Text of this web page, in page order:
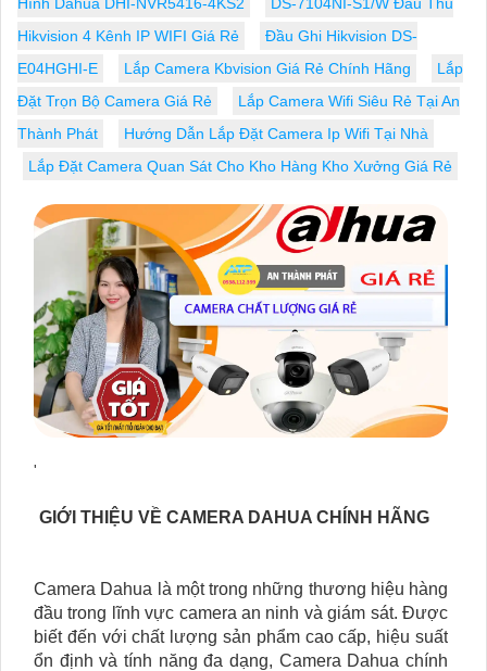
Hikvision 4 Kênh IP WIFI Giá Rẻ
Đầu Ghi Hikvision DS-
E04HGHI-E
Lắp Camera Kbvision Giá Rẻ Chính Hãng
Lắp
Đặt Trọn Bộ Camera Giá Rẻ
Lắp Camera Wifi Siêu Rẻ Tại An
Thành Phát
Hướng Dẫn Lắp Đặt Camera Ip Wifi Tại Nhà
Lắp Đặt Camera Quan Sát Cho Kho Hàng Kho Xưởng Giá Rẻ
'
GIỚI THIỆU VỀ CAMERA DAHUA CHÍNH HÃNG
Camera Dahua là một trong những thương hiệu hàng
đầu trong lĩnh vực camera an ninh và giám sát. Được
biết đến với chất lượng sản phẩm cao cấp, hiệu suất
ổn định và tính năng đa dạng, Camera Dahua chính